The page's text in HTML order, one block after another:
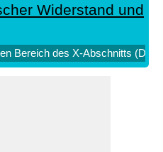
Widerstand und
Bereich des X-Abschnitts (DC